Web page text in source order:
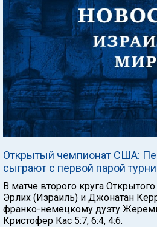
Открытый чемпионат США:
сыграют с первой парой
В матче второго круга
Эрлих (Израиль) и Джонатан
франко-немецкому дуэту
Кристофер Кас 5:7, 6:4, 4:6.